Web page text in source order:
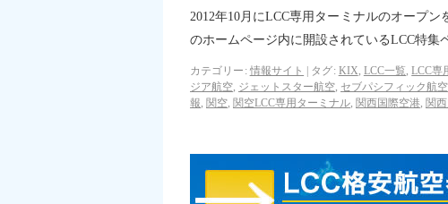
2012年10月にLCC専用ターミナルのオープ
のホームページ内に開設されているLCC特集
カテゴリー: 情報サイト タグ: KIX, LCC一覧,LCC専
ジア航空, ジェットスター航空, セブパシフィック航空
報, 関空, 関空LCC専用ターミナル, 関西国際空港, 関